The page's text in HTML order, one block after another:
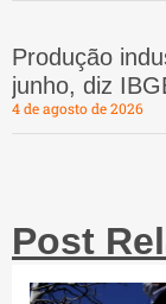
Produção
junho, diz
4 de agosto de 2026
Post